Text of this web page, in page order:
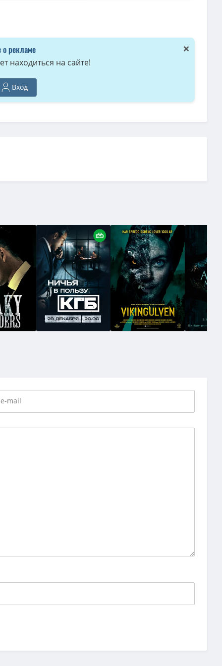
×
о рекламе
находиться на сайте!
Вход